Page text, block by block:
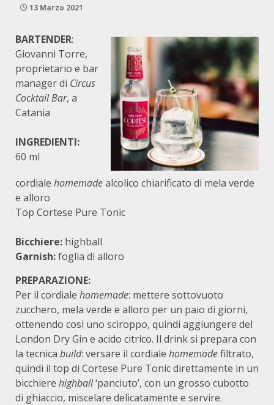
13 Marzo 2021
BARTENDER:
Giovanni Torre,
proprietario e bar
manager di Circus
Cocktail Bar, a
Catania
INGREDIENTI:
60 ml
cordiale homemadealcolico chiarificato di mela verde
e alloro
Top Cortese Pure Tonic
Bicchiere: highball
Garnish:foglia di alloro
PREPARAZIONE:
Per il cordiale homemade: mettere sottovuoto
zucchero, mela verde e alloro per un paio di giorni,
ottenendo così uno sciroppo, quindi aggiungere del
London Dry Gin e acido citrico. Il drink si prepara con
la tecnica build: versare il cordiale homemadefiltrato,
quindi il top di Cortese Pure Tonic direttamente in un
bicchiere highball‘panciuto’, con un grosso cubotto
di ghiaccio, miscelare delicatamente e servire.